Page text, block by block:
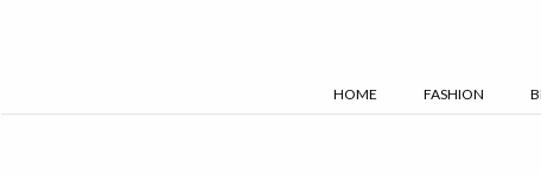
HOME FASHION